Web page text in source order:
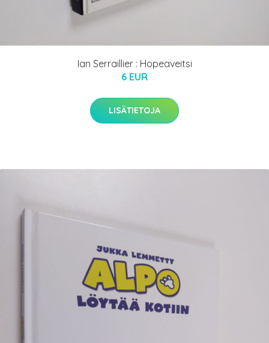
Ian Serraillier : Hopeaveitsi
6 EUR
LISÄTIETOJA